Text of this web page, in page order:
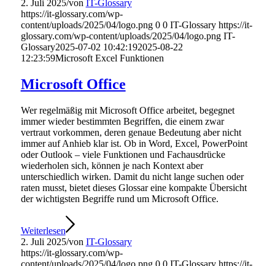
2. Juli 2025/von IT-Glossary
https://it-glossary.com/wp-
content/uploads/2025/04/logo.png 0 0 IT-Glossary https://it-
glossary.com/wp-content/uploads/2025/04/logo.png IT-
Glossary2025-07-02 10:42:192025-08-22
12:23:59Microsoft Excel Funktionen
Microsoft Office
Wer regelmäßig mit Microsoft Office arbeitet, begegnet
immer wieder bestimmten Begriffen, die einem zwar
vertraut vorkommen, deren genaue Bedeutung aber nicht
immer auf Anhieb klar ist. Ob in Word, Excel, PowerPoint
oder Outlook – viele Funktionen und Fachausdrücke
wiederholen sich, können je nach Kontext aber
unterschiedlich wirken. Damit du nicht lange suchen oder
raten musst, bietet dieses Glossar eine kompakte Übersicht
der wichtigsten Begriffe rund um Microsoft Office.
Weiterlesen
2. Juli 2025/von IT-Glossary
https://it-glossary.com/wp-
content/uploads/2025/04/logo.png 0 0 IT-Glossary https://it-